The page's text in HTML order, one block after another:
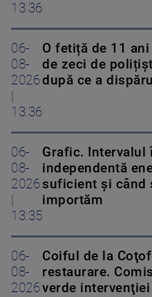
13:36
06-
08-
2026
13:36
O fetiță de 11
de zeci de
după ce a
06-
08-
2026
13:35
Grafic. Intervalul
independentă
suficient și când
importăm
06-
08-
2026
Coiful de la
restaurare.
verde intervenţiei